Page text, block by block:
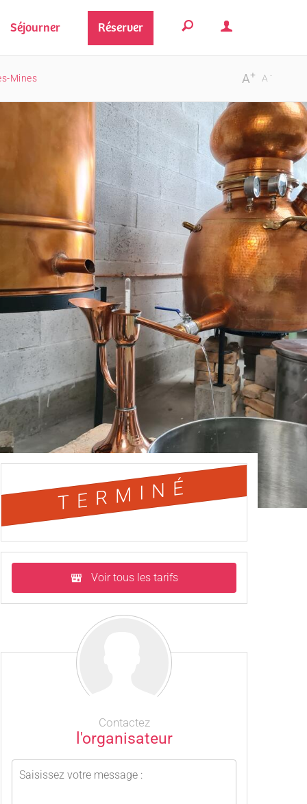
Séjourner Réserver
-
A
+
A
Mines
TERMINÉ
Voir tous les tarifs
Contactez
l'organisateur